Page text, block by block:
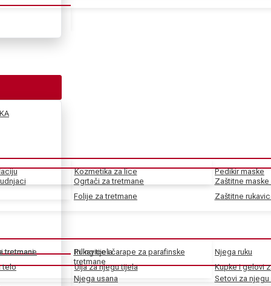
tretmane
Rukavice i čarape za parafinske
tretmane
Ogrtači za tretmane
Folije za tretmane
Zaštitne
Zaštitne
Njega usana
Setovi za njegu
Kozmetika za lice Pedikir maske
tretmani
telo
Piling tijela
Ulja za njegu tijela
Njega ruku
Kupke i gelovi